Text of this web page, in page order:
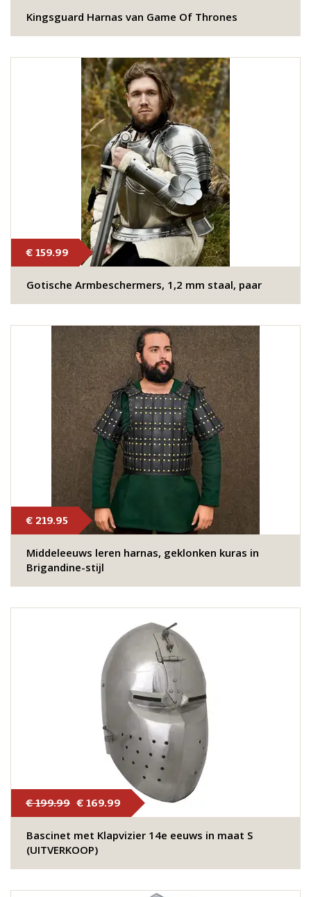
Kingsguard Harnas van Game Of Thrones
€ 159.99
Gotische Armbeschermers, 1,2 mm staal, paar
€ 219.95
Middeleeuws leren harnas, geklonken kuras in
Brigandine-stijl
€ 199.99 € 169.99
Bascinet met Klapvizier 14e eeuws in maat S
(UITVERKOOP)